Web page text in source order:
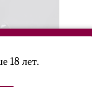
18 лет.